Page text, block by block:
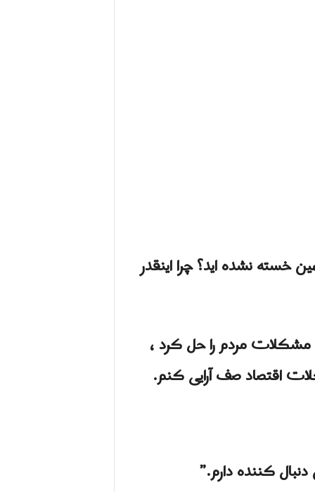
خسته نشده اید؟ چرا اینقدر
مشكلات مردم را حل كرد ،
اقتصاد صف آرایی کنم.
کننده دارم.”